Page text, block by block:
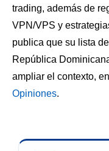
trading, además de
VPN/VPS y
publica que su lista
República
ampliar el contexto,
Opiniones.